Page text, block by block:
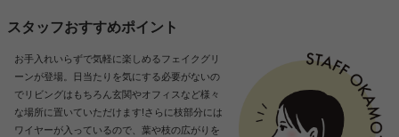
スタッフおすすめポイント
お手入れいらずで気軽に楽しめるフェイクグリ
ーンが登場。日当たりを気にする必要がないの
でリビングはもちろん玄関やオフィスなど様々
な場所に置いていただけます!さらに枝部分には
ワイヤーが入っているので、葉や枝の広がりを